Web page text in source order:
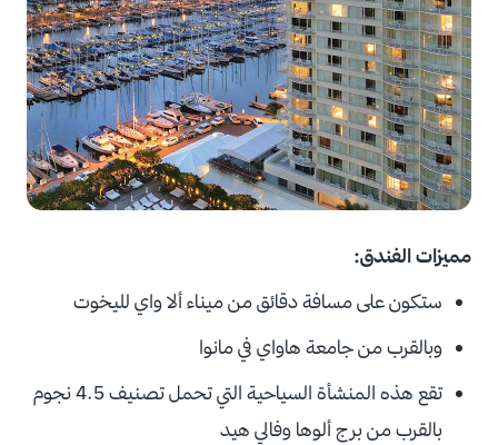
مميزات الفندق:
ستكون على مسافة دقائق من ميناء ألا واي لليخوت
وبالقرب من جامعة هاواي في مانوا
تقع هذه المنشأة السياحية التي تحمل تصنيف 4.5 نجوم
بالقرب من برج ألوها وفالي هيد